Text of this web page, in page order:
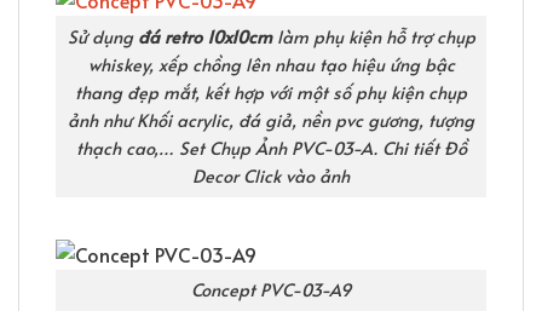
Sử dụng đá retro 10x10cmlàm phụ kiện hỗ trợ chụp
whiskey, xếp chồng lên nhau tạo hiệu ứng bậc
thang đẹp mắt, kết hợp với một số phụ kiện chụp
ảnh như Khối acrylic, đá giả, nền pvc gương, tượng
thạch cao,… Set Chụp Ảnh PVC-03-A. Chi tiết Đồ
Decor Click vào ảnh
Concept PVC-03-A9